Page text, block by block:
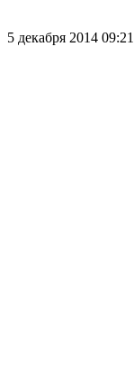
5 декабря 2014 09:21